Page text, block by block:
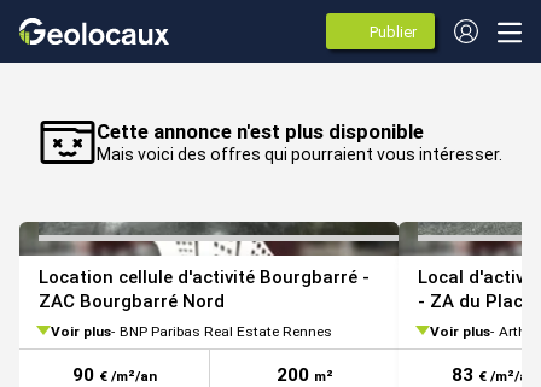
Publier
des
annonces
Cette annonce n'est plus disponible
Mais voici des offres qui pourraient vous intéresser.
VOIR TOUTES LES PHOTOS
Location cellule d'activité Bourgbarré -
ZAC Bourgbarré Nord
Voir plus BNP Paribas Real Estate Rennes
90 € /m²/an 200 m²
Local
- ZA du Placis
Voir plus
83 € /m²/an